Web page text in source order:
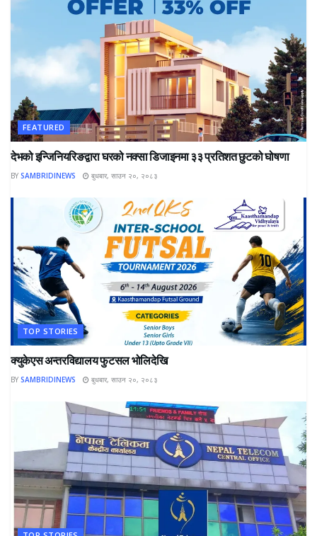
FEATURED
देभको इन्जिनियरिङद्वारा घरको नक्सा डिजाइनमा ३३ प्रतिशत छुटको घोषणा
BY SAMBRIDINEWS बुधबार, साउन २०, २०८३
TOP STORIES
क्युकेएस अन्तरविद्यालय फुटसल भोलिदेखि
BY SAMBRIDINEWS बुधबार, साउन २०, २०८३